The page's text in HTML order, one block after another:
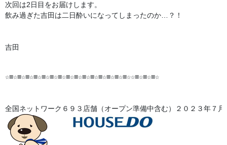
次回は2日目をお届けします。
飲み過ぎた吉田は二日酔いになってしまったのか…？！
吉田
☆≡☆≡☆≡☆≡☆≡☆≡☆≡☆≡☆≡☆≡☆≡☆≡☆≡☆≡☆≡☆☆≡☆≡☆≡☆
全国ネットワーク６９３店舗（オープン準備中含む）２０２３年７月